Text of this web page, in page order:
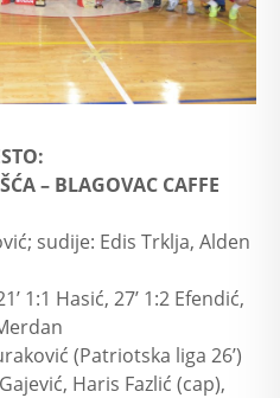
– BLAGOVAC CAFFE
sudije: Edis Trklja, Alden
1:1 Hasić, 27’ 1:2 Efendić,
(Patriotska liga 26’)
Haris Fazlić (cap),